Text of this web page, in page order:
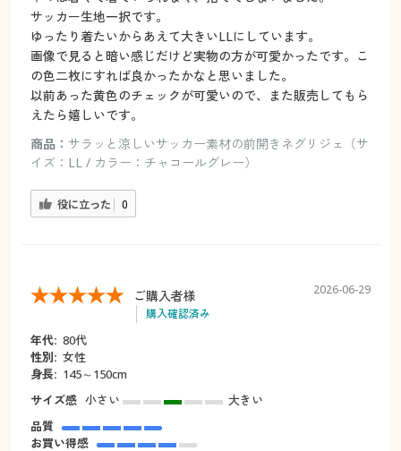
サッカー生地一択です。
ゆったり着たいからあえて大きいLLにしています。
画像で見ると暗い感じだけど実物の方が可愛かったです。こ
の色二枚にすれば良かったかなと思いました。
以前あった黄色のチェックが可愛いので、また販売してもら
えたら嬉しいです。
商品： サラッと涼しいサッカー素材の前開きネグリジェ（サ
イズ：LL / カラー：チャコールグレー）
役に立った 0
ご購入者様
購入確認済み
2026-06-29
年代: 80代
性別: 女性
身長: 145～150cm
サイズ感 小さい
大きい
品質
お買い得感